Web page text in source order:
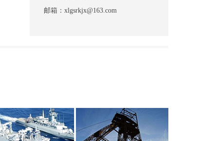
邮箱：xlgsrkjx@163.com